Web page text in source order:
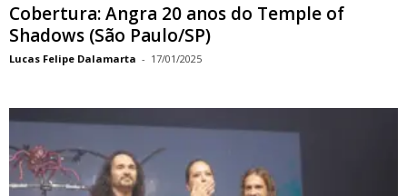
Cobertura: Angra 20 anos do Temple of
Shadows (São Paulo/SP)
Lucas Felipe Dalamarta - 17/01/2025